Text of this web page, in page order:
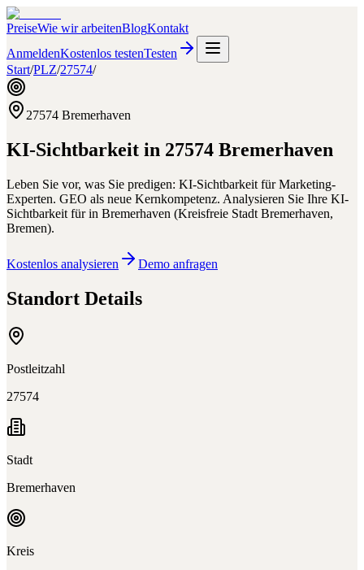
PreiseWie wir arbeitenBlogKontakt
AnmeldenKostenlos testenTesten
Start/PLZ/27574/
27574 Bremerhaven
KI-Sichtbarkeit in 27574 Bremerhaven
Leben Sie vor, was Sie predigen: KI-Sichtbarkeit für Marketing-
Experten. GEO als neue Kernkompetenz. Analysieren Sie Ihre KI-
Sichtbarkeit fürin Bremerhaven (Kreisfreie Stadt Bremerhaven,
Bremen).
Kostenlos analysieren Demo anfragen
Standort Details
Postleitzahl
27574
Stadt
Bremerhaven
Kreis